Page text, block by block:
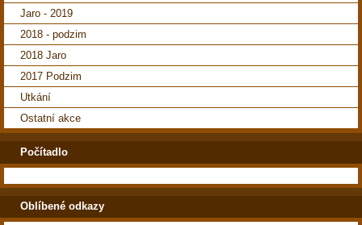
Jaro - 2019
2018 - podzim
2018 Jaro
2017 Podzim
Utkání
Ostatní akce
Počítadlo
Oblíbené odkazy